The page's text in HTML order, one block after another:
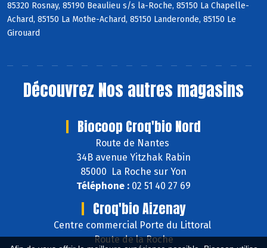
85320 Rosnay, 85190 Beaulieu s/s la-Roche, 85150 La Chapelle-
Achard, 85150 La Mothe-Achard, 85150 Landeronde, 85150 Le
Girouard
Découvrez Nos autres magasins
Biocoop Croq'bio Nord
Route de Nantes
34B avenue Yitzhak Rabin
85000 La Roche sur Yon
Téléphone : 02 51 40 27 69
Croq'bio Aizenay
Centre commercial Porte du Littoral
Route de la Roche